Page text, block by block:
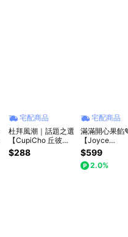
宅配商品
杜拜風潮｜話題之選
【CupiCho 丘彼
巧】露特開心果餡牛
奶巧克力
$288
宅配商品
滿滿開心果餡
【Joyce
Chocolate】
克力禮盒(6顆
$599
2.0%